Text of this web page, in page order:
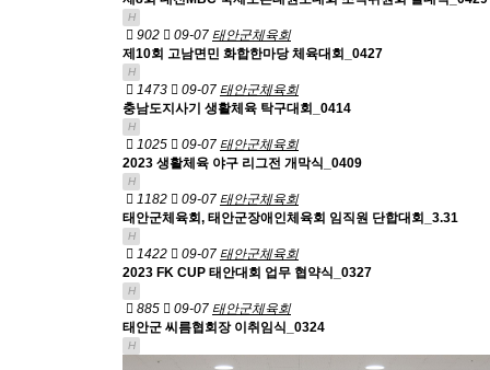
H
902 09-07 태안군체육회
제10회 고남면민 화합한마당 체육대회_0427
H
1473 09-07 태안군체육회
충남도지사기 생활체육 탁구대회_0414
H
1025 09-07 태안군체육회
2023 생활체육 야구 리그전 개막식_0409
H
1182 09-07 태안군체육회
태안군체육회, 태안군장애인체육회 임직원 단합대회_3.31
H
1422 09-07 태안군체육회
2023 FK CUP 태안대회 업무 협약식_0327
H
885 09-07 태안군체육회
태안군 씨름협회장 이취임식_0324
H